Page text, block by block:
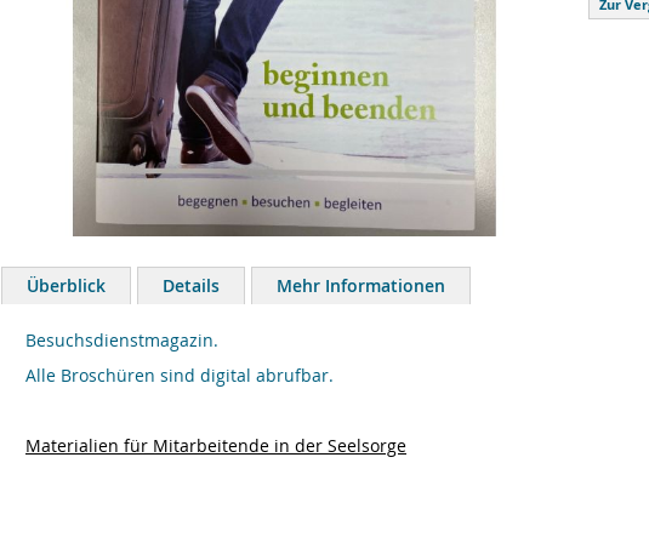
Zur
Anfang
springen
Überblick Details Mehr Informationen
Besuchsdienstmagazin.
Alle Broschüren sind digital abrufbar.
Materialien für Mitarbeitende in der Seelsorge